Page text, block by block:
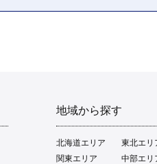
地域から探す
北海道エリア
東北エリ
関東エリア
中部エリ